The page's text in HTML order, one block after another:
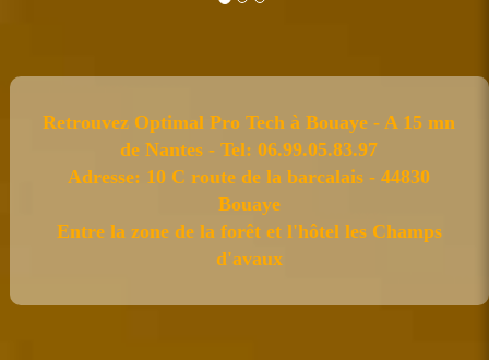
Retrouvez Optimal Pro Tech à Bouaye - A 15 mn
de Nantes - Tel: 06.99.05.83.97
Adresse: 10 C route de la barcalais - 44830
Bouaye
Entre la zone de la forêt et l'hôtel les Champs
d'avaux